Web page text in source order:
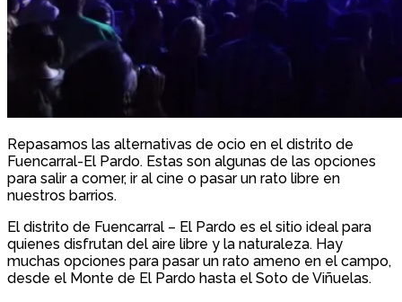
Repasamos las alternativas de ocio en el distrito de
Fuencarral-El Pardo. Estas son algunas de las opciones
para salir a comer, ir al cine o pasar un rato libre en
nuestros barrios.
El distrito de Fuencarral – El Pardo es el sitio ideal para
quienes disfrutan del aire libre y la naturaleza. Hay
muchas opciones para pasar un rato ameno en el campo,
desde el Monte de El Pardo hasta el Soto de Viñuelas.